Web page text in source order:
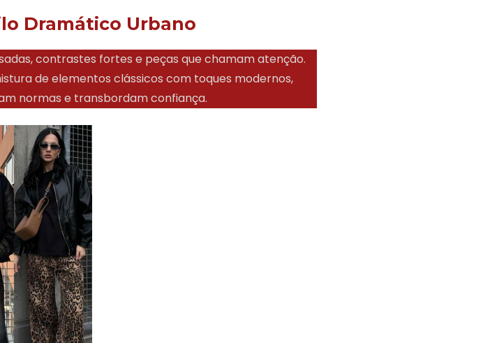
Dramático Urbano
contrastes fortes e peças que chamam atenção.
de elementos clássicos com toques modernos,
normas e transbordam confiança.